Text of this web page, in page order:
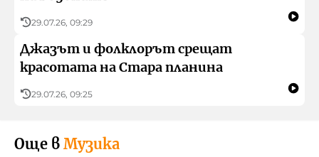
29.07.26, 09:29
Джазът и фолклорът срещат
красотата на Стара планина
29.07.26, 09:25
Още в Музика